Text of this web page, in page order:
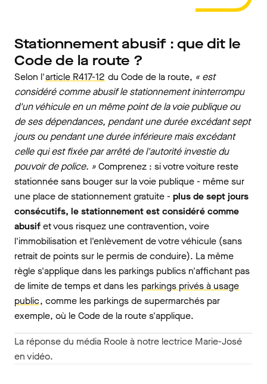
Stationnement abusif : que dit le
Code de la route ?
Selon l'article R417-12 du Code de la route, « est
considéré comme abusif le stationnement ininterrompu
d'un véhicule en un même point de la voie publique ou
de ses dépendances, pendant une durée excédant sept
jours ou pendant une durée inférieure mais excédant
celle qui est fixée par arrêté de l'autorité investie du
pouvoir de police. »Comprenez : si votre voiture reste
stationnée sans bouger sur la voie publique - même sur
une place de stationnement gratuite - plus de sept jours
consécutifs, le stationnement est considéré comme
abusifet vous risquez une contravention, voire
l'immobilisation et l'enlèvement de votre véhicule (sans
retrait de points sur le permis de conduire). La même
règle s'applique dans les parkings publics n'affichant pas
de limite de temps et dans les parkings privés à usage
public, comme les parkings de supermarchés par
exemple, où le Code de la route s'applique.
La réponse du média Roole à notre lectrice Marie-José
en vidéo.